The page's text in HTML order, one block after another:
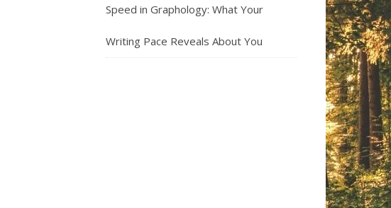
Speed in Graphology: What Your
Writing Pace Reveals About You